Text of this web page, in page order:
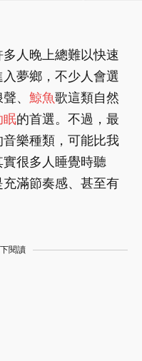
人晚上總難以快速
入夢鄉，不少人會選
、 鯨魚歌這類自然
眠的首選。不過，最
樂種類，可能比我
很多人睡覺時聽
滿節奏感、甚至有
閱讀